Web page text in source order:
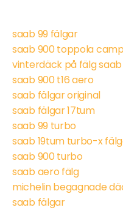
saab 99 fälgar
saab 900 toppola
vinterdäck på fälg
saab 900 t16 aero
saab fälgar original
saab fälgar 17tum
saab 99 turbo
saab 19tum turbo-x
saab 900 turbo
saab aero fälg
michelin begagnade
saab fälgar